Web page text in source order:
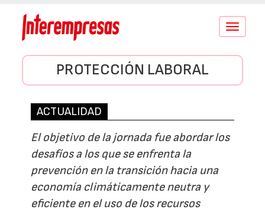
Conmutar
PROTECCIÓN LABORAL
ACTUALIDAD
El objetivo de la jornada fue abordar los
desafíos a los que se enfrenta la
prevención en la transición hacia una
economía climáticamente neutra y
eficiente en el uso de los recursos